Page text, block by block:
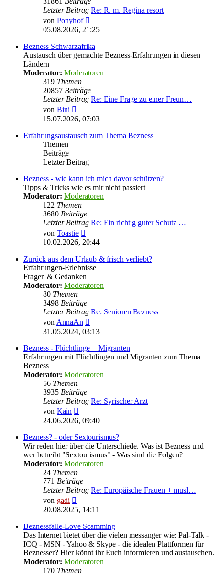
Letzter Beitrag Re: R. m. Regina resort
von Ponyhof
Beitrag
05.08.2026, 21:25
Bezness Schwarzafrika
Austausch über gemachte Bezness-Erfahrungen in diesen
Ländern
Moderator: Moderatoren
319 Themen
20857 Beiträge
Letzter Beitrag Re: Eine Frage zu einer Freun…
von Bini
Beitrag
15.07.2026, 07:03
Erfahrungsaustausch zum Thema Bezness
Themen
Beiträge
Letzter Beitrag
Bezness - wie kann ich mich davor schützen?
Tipps & Tricks wie es mir nicht passiert
Moderator: Moderatoren
122 Themen
3680 Beiträge
Letzter Beitrag Re: Ein richtig guter Schutz …
von Toastie
Beitrag
10.02.2026, 20:44
Zurück aus dem Urlaub & frisch verliebt?
Erfahrungen-Erlebnisse
Fragen & Gedanken
Moderator: Moderatoren
80 Themen
3498 Beiträge
Letzter Beitrag Re: Senioren Bezness
von AnnaAn
Beitrag
31.05.2024, 03:13
Bezness - Flüchtlinge + Migranten
Erfahrungen mit Flüchtlingen und Migranten zum Thema
Bezness
Moderator: Moderatoren
56 Themen
3935 Beiträge
Letzter Beitrag Re: Syrischer Arzt
von Kain
Beitrag
24.06.2026, 09:40
Bezness? - oder Sextourismus?
Wir reden hier über die Unterschiede. Was ist Bezness und
wer betreibt "Sextourismus" - Was sind die Folgen?
Moderator: Moderatoren
24 Themen
771 Beiträge
Letzter Beitrag Re: Europäische Frauen + musl…
von gadi
Beitrag
20.08.2025, 14:11
Beznessfalle-Love Scamming
Das Internet bietet über die vielen messanger wie: Pal-Talk -
ICQ - MSN - Yahoo & Skype - die idealen Plattformen für
Beznesser? Hier könnt ihr Euch informieren und austauschen.
Moderator: Moderatoren
170 Themen